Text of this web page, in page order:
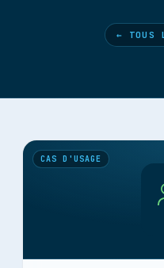
← TOUS
CAS D'USAGE